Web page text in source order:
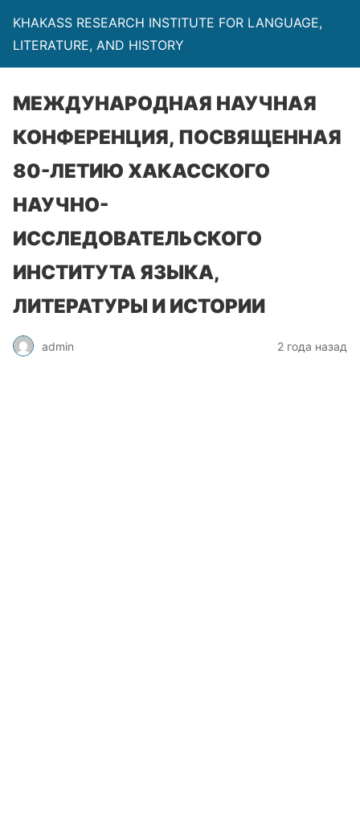
KHAKASS RESEARCH INSTITUTE FOR LANGUAGE,
LITERATURE, AND HISTORY
МЕЖДУНАРОДНАЯ НАУЧНАЯ
КОНФЕРЕНЦИЯ, ПОСВЯЩЕННАЯ
80-ЛЕТИЮ ХАКАССКОГО
НАУЧНО-
ИССЛЕДОВАТЕЛЬСКОГО
ИНСТИТУТА ЯЗЫКА,
ЛИТЕРАТУРЫ И ИСТОРИИ
admin 2 года назад